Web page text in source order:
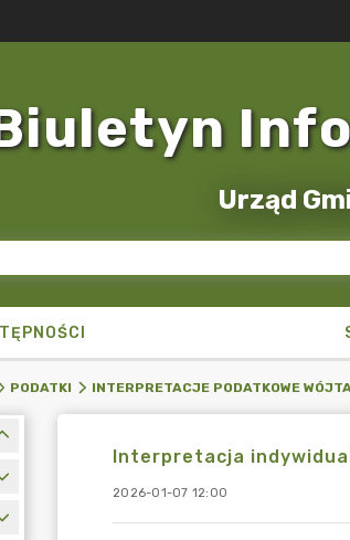
Urząd
PODATKI INTERPRETACJE PODATKOWE
Interpretacja
2026-01-07 12:00